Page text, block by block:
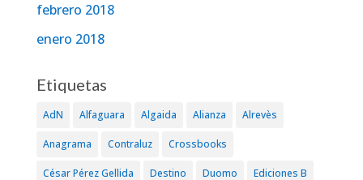
febrero 2018
enero 2018
Etiquetas
AdN Alfaguara Algaida Alianza Alrevès
Anagrama Contraluz Crossbooks
César Pérez Gellida Destino Duomo Ediciones B